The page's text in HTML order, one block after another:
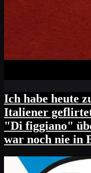
Ich habe heute
Italiener
"Di figgiano"
war noch nie in